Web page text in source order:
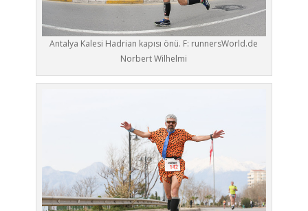
Antalya Kalesi Hadrian kapısı önü. F: runnersWorld.de
Norbert Wilhelmi